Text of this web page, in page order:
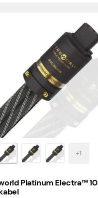
Platinum Electra™ 10